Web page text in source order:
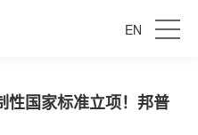
EN
性国家标准立项！邦普